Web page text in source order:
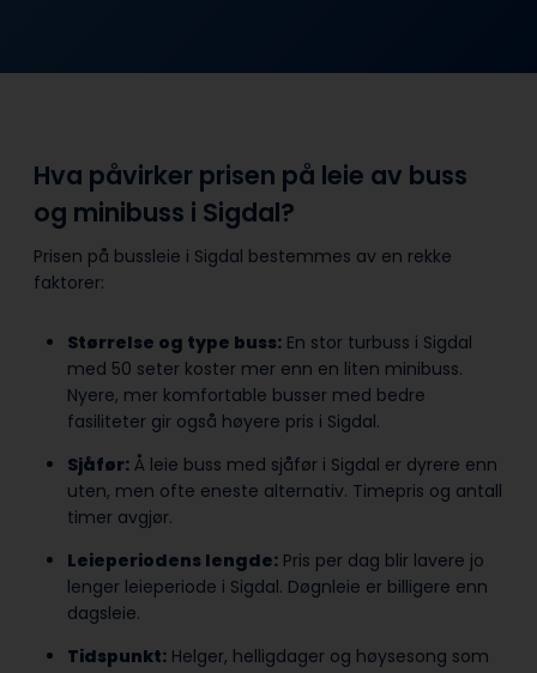
Hva påvirker prisen på leie av buss
og minibuss i Sigdal?
Prisen på bussleie i Sigdal bestemmes av en rekke
faktorer:
Størrelse og type buss: En stor turbuss i Sigdal
med 50 seter koster mer enn en liten minibuss.
Nyere, mer komfortable busser med bedre
fasiliteter gir også høyere pris i Sigdal.
Sjåfør: Å leie buss med sjåfør i Sigdal er dyrere enn
uten, men ofte eneste alternativ. Timepris og antall
timer avgjør.
Leieperiodens lengde: Pris per dag blir lavere jo
lenger leieperiode i Sigdal. Døgnleie er billigere enn
dagsleie.
Tidspunkt: Helger, helligdager og høysesong som